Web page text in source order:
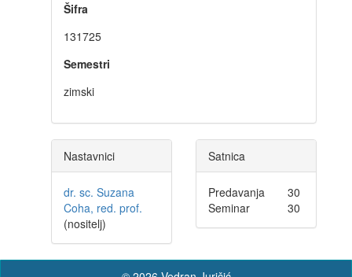
Šifra
131725
Semestri
zimski
Nastavnici
dr. sc. Suzana
Coha, red. prof.
(nositelj)
Satnica
Predavanja
30
Seminar
30